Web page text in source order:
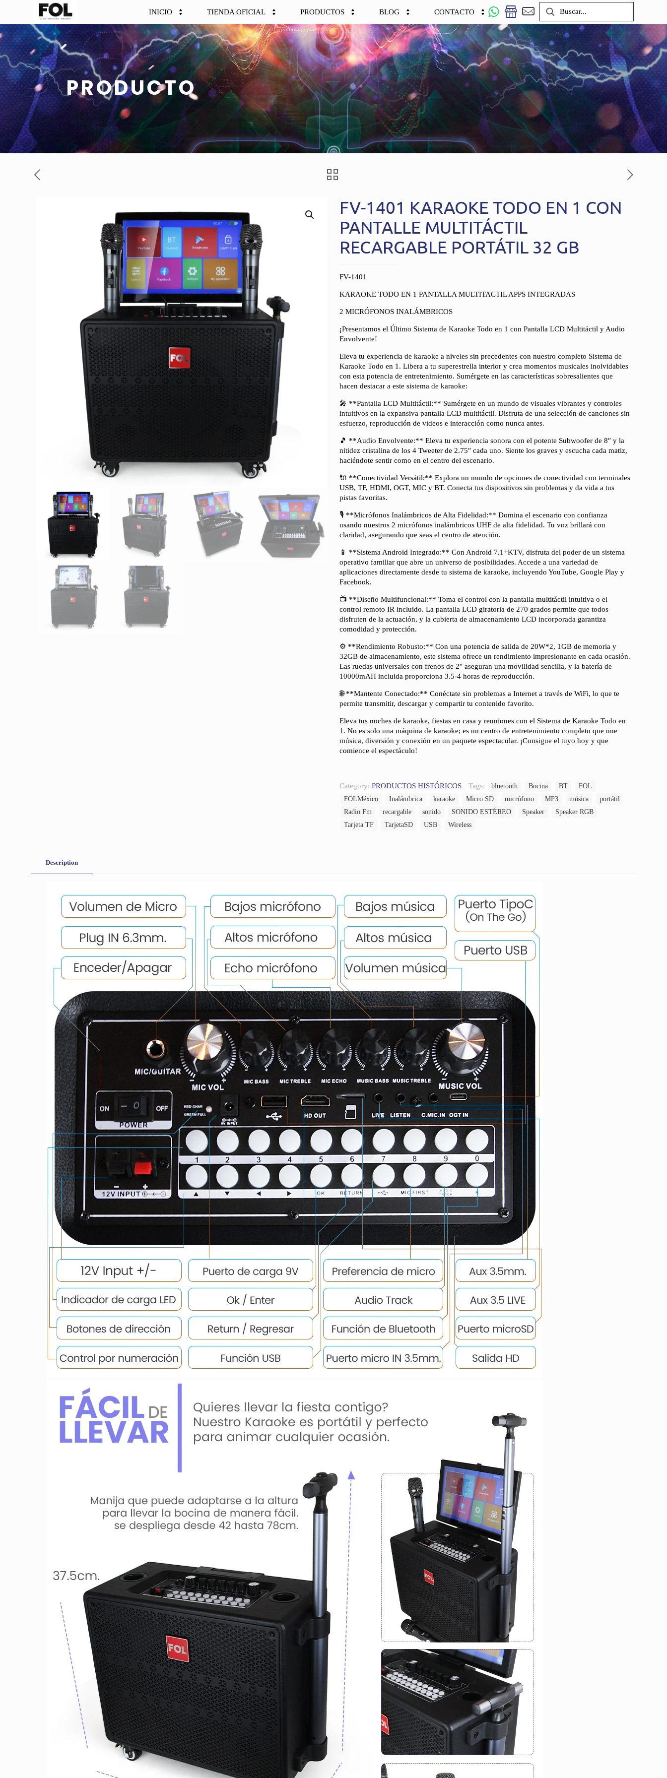
INICIO TIENDA OFICIAL PRODUCTOS BLOG CONTACTO
PRODUCTO
FV-1401 KARAOKE TODO EN 1 CON
PANTALLE MULTITÁCTIL
RECARGABLE PORTÁTIL 32 GB
FV-1401
KARAOKE TODO EN 1 PANTALLA MULTITACTIL APPS INTEGRADAS
2 MICRÓFONOS INALÁMBRICOS
¡Presentamos el Último Sistema de Karaoke Todo en 1 con Pantalla LCD Multitáctil y Audio
Envolvente!
Eleva tu experiencia de karaoke a niveles sin precedentes con nuestro completo Sistema de
Karaoke Todo en 1. Libera a tu superestrella interior y crea momentos musicales inolvidables
con esta potencia de entretenimiento. Sumérgete en las características sobresalientes que
hacen destacar a este sistema de karaoke:
🎤 **Pantalla LCD Multitáctil:** Sumérgete en un mundo de visuales vibrantes y controles
intuitivos en la expansiva pantalla LCD multitáctil. Disfruta de una selección de canciones sin
esfuerzo, reproducción de videos e interacción como nunca antes.
🎵 **Audio Envolvente:** Eleva tu experiencia sonora con el potente Subwoofer de 8″ y la
nitidez cristalina de los 4 Tweeter de 2.75″ cada uno. Siente los graves y escucha cada matiz,
haciéndote sentir como en el centro del escenario.
🔌 **Conectividad Versátil:** Explora un mundo de opciones de conectividad con terminales
USB, TF, HDMI, OGT, MIC y BT. Conecta tus dispositivos sin problemas y da vida a tus
pistas favoritas.
🎙️ **Micrófonos Inalámbricos de Alta Fidelidad:** Domina el escenario con confianza
usando nuestros 2 micrófonos inalámbricos UHF de alta fidelidad. Tu voz brillará con
claridad, asegurando que seas el centro de atención.
📱 **Sistema Android Integrado:** Con Android 7.1+KTV, disfruta del poder de un sistema
operativo familiar que abre un universo de posibilidades. Accede a una variedad de
aplicaciones directamente desde tu sistema de karaoke, incluyendo YouTube, Google Play y
Facebook.
📺 **Diseño Multifuncional:** Toma el control con la pantalla multitáctil intuitiva o el
control remoto IR incluido. La pantalla LCD giratoria de 270 grados permite que todos
disfruten de la actuación, y la cubierta de almacenamiento LCD incorporada garantiza
comodidad y protección.
⚙️ **Rendimiento Robusto:** Con una potencia de salida de 20W*2, 1GB de memoria y
32GB de almacenamiento, este sistema ofrece un rendimiento impresionante en cada ocasión.
Las ruedas universales con frenos de 2″ aseguran una movilidad sencilla, y la batería de
10000mAH incluida proporciona 3.5-4 horas de reproducción.
🌐 **Mantente Conectado:** Conéctate sin problemas a Internet a través de WiFi, lo que te
permite transmitir, descargar y compartir tu contenido favorito.
Eleva tus noches de karaoke, fiestas en casa y reuniones con el Sistema de Karaoke Todo en
1. No es solo una máquina de karaoke; es un centro de entretenimiento completo que une
música, diversión y conexión en un paquete espectacular. ¡Consigue el tuyo hoy y que
comience el espectáculo!
Category: PRODUCTOS HISTÓRICOS Tags: bluetooth Bocina BT
FOL
FOLMéxico
Inalámbrica karaoke Micro SD micrófono MP3 música
portátil
Radio Fm
recargable sonido SONIDO ESTÉREO Speaker
Speaker RGB
Tarjeta TF
TarjetaSD USB Wireless
Description